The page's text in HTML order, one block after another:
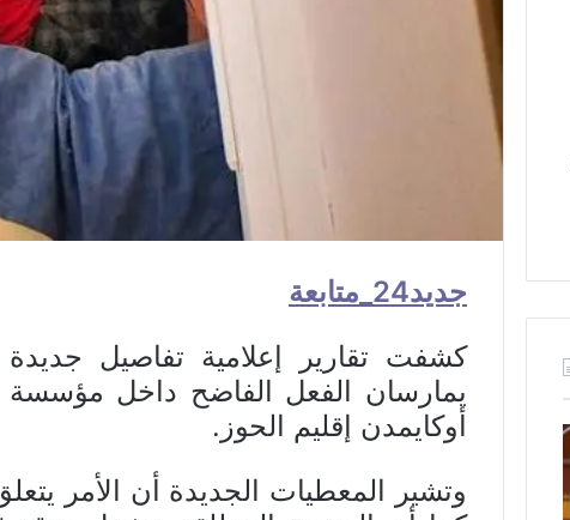
جديد24_متابعة
كشفت تقارير إعلامية تفاصيل
يمارسان الفعل الفاضح داخل مؤسسة
أوكايمدن إقليم الحوز.
وتشير المعطيات الجديدة أن الأمر